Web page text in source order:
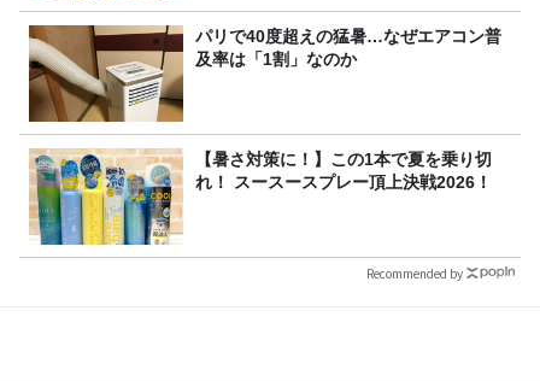
パリで40度超えの猛暑…なぜエアコン普
及率は「1割」なのか
【暑さ対策に！】この1本で夏を乗り切
れ！ スースースプレー頂上決戦2026！
Recommended by